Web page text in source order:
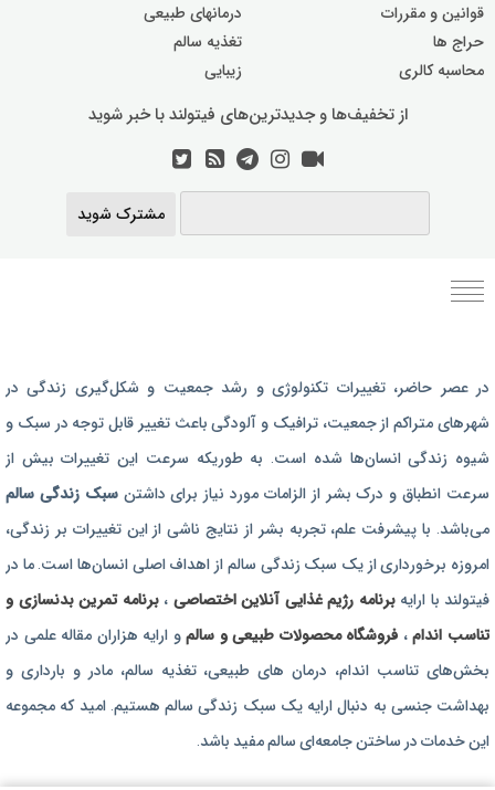
قوانین و مقررات
حراج ها
محاسبه کالری
درمانهای طبیعی
تغذیه سالم
زیبایی
از تخفیف‌ها و جدیدترین‌های فیتولند با خبر شوید
مشترک شوید
رژیم غذایی بارداری
برنامه رژیم درمانی
برنامه تمرین بدنسازی
برنامه تمرینی
محصولات طبیعی و سالم
در عصر حاضر،‌ تغییرات تکنولوژی و رشد جمعیت و شکل‌گیری زندگی‌ در
شهرهای متراکم از جمعیت، ترافیک و آلودگی باعث تغییر قابل توجه در سبک و
شیوه زندگی انسان‌ها شده است. به طوریکه سرعت این تغییرات بیش از
سرعت انطباق و درک بشر از الزامات مورد نیاز برای داشتنسبک زندگی سالم
می‌باشد. با پیشرفت علم، تجربه بشر از نتایج ناشی از این تغییرات بر زندگی،
امروزه برخورداری از یک سبک زندگی سالم از اهداف اصلی انسان‌ها است. ما در
فیتولند با ارایهبرنامه رژیم غذایی آنلاین اختصاصی ،برنامه تمرین بدنسازی و
تناسب اندام، فروشگاه محصولات طبیعی و سالمو ارایه هزاران مقاله علمی در
بخش‌های تناسب اندام، درمان های طبیعی، تغذیه سالم، مادر و بارداری و
بهداشت جنسی به دنبال ارایه یک سبک زندگی سالم هستیم. امید که مجموعه
این خدمات در ساختن جامعه‌ای سالم مفید باشد.